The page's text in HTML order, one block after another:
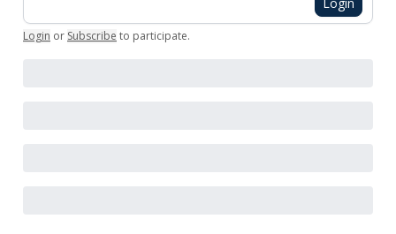
Login or Subscribe to participate.